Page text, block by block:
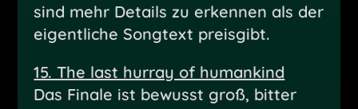
sind mehr Details zu erkennen als der
eigentliche Songtext preisgibt.
15. The last hurray of humankind
Das Finale ist bewusst groß, bitter